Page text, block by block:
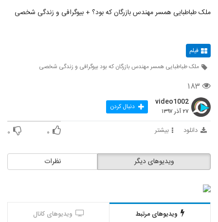
ملک طباطبایی همسر مهندس بازرگان که بود؟ + بیوگرافی و زندگی شخصی
فیلم
ملک طباطبایی همسر مهندس بازرگان که بود بیوگرافی و زندگی شخصی
۱۸۳
video1002
۲۷ آذر ۱۳۹۷ دنبال کردن
دانلود بیشتر ۰ ۰
نظرات ویدیوهای دیگر
ویدیوهای مرتبط ویدیوهای کانال